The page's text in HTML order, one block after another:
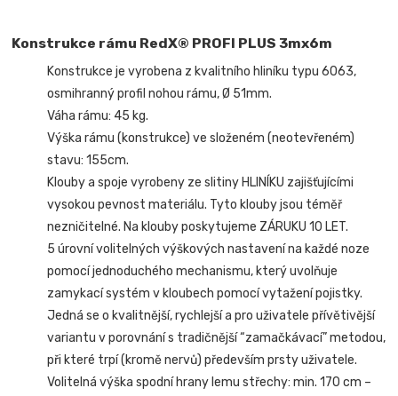
Konstrukce rámu RedX® PROFI PLUS 3mx6m
Konstrukce je vyrobena z kvalitního hliníku typu 6063,
osmihranný profil nohou rámu, Ø 51mm.
Váha rámu: 45 kg.
Výška rámu (konstrukce) ve složeném (neotevřeném)
stavu: 155cm.
Klouby a spoje vyrobeny ze slitiny HLINÍKU zajišťujícími
vysokou pevnost materiálu. Tyto klouby jsou téměř
nezničitelné. Na klouby poskytujeme ZÁRUKU 10 LET.
5 úrovní volitelných výškových nastavení na každé noze
pomocí jednoduchého mechanismu, který uvolňuje
zamykací systém v kloubech pomocí vytažení pojistky.
Jedná se o kvalitnější, rychlejší a pro uživatele přívětivější
variantu v porovnání s tradičnější “zamačkávací” metodou,
při které trpí (kromě nervů) především prsty uživatele.
Volitelná výška spodní hrany lemu střechy: min. 170 cm –